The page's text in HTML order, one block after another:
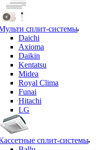
сплит-системы
Daichi
Axioma
Daikin
Kentatsu
Midea
Royal Clima
Funai
Hitachi
LG
сплит-системы